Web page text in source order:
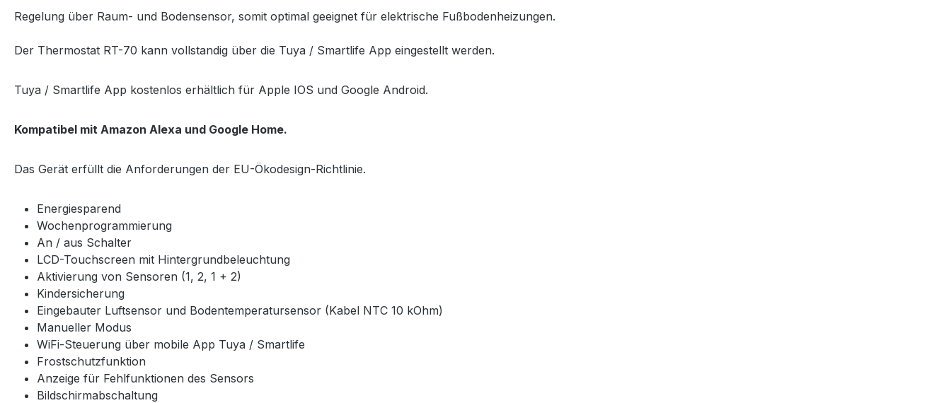
Regelung über Raum- und Bodensensor, somit optimal geeignet für elektrische Fußbodenheizungen.
Der Thermostat RT-70 kann vollstandig über die Tuya / Smartlife App eingestellt werden.
Tuya / Smartlife App kostenlos erhältlich für Apple IOS und Google Android.
Kompatibel mit Amazon Alexa und Google Home.
Das Gerät erfüllt die Anforderungen der EU-Ökodesign-Richtlinie.
Energiesparend
Wochenprogrammierung
An / aus Schalter
LCD-Touchscreen mit Hintergrundbeleuchtung
Aktivierung von Sensoren (1, 2, 1 + 2)
Kindersicherung
Eingebauter Luftsensor und Bodentemperatursensor (Kabel NTC 10 kOhm)
Manueller Modus
WiFi-Steuerung über mobile App Tuya / Smartlife
Frostschutzfunktion
Anzeige für Fehlfunktionen des Sensors
Bildschirmabschaltung